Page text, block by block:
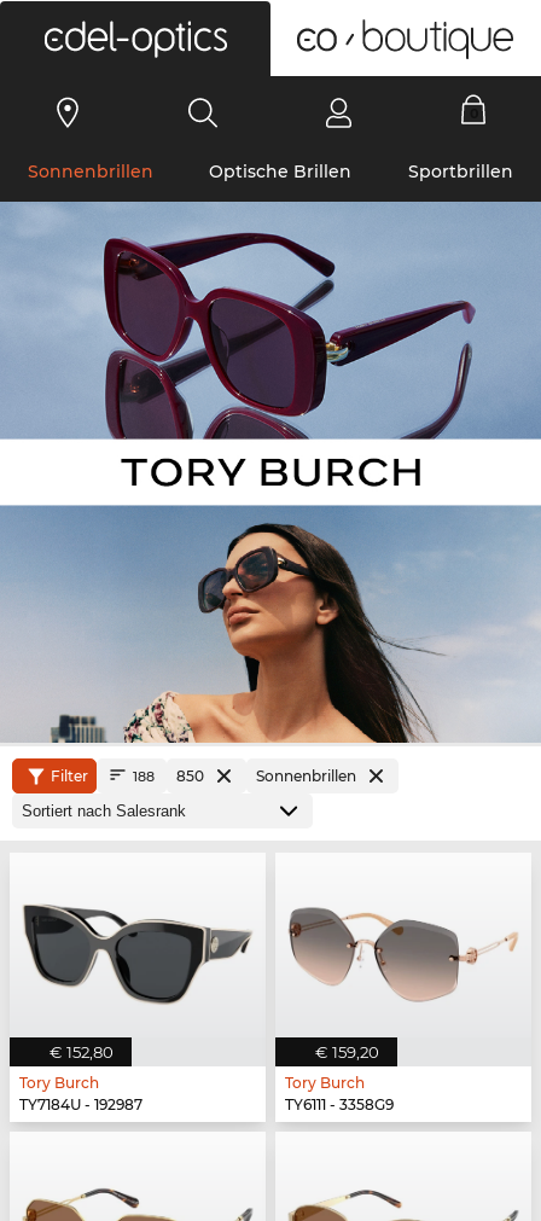
Sonnenbrillen Optische Brillen Sportbrillen
Filter 188 850 Sonnenbrillen
€ 152,80
Tory Burch
TY7184U - 192987
€ 159,20
Tory Burch
TY6111 - 3358G9